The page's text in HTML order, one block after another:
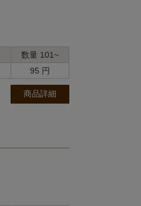
数量 101~
95 円
商品詳細